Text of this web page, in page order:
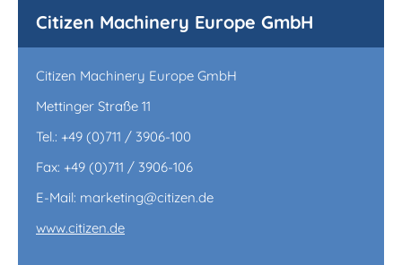
Citizen Machinery Europe GmbH
Citizen Machinery Europe GmbH
Mettinger Straße 11
Tel.: +49 (0)711 / 3906-100
Fax: +49 (0)711 / 3906-106
E-Mail: marketing@citizen.de
www.citizen.de